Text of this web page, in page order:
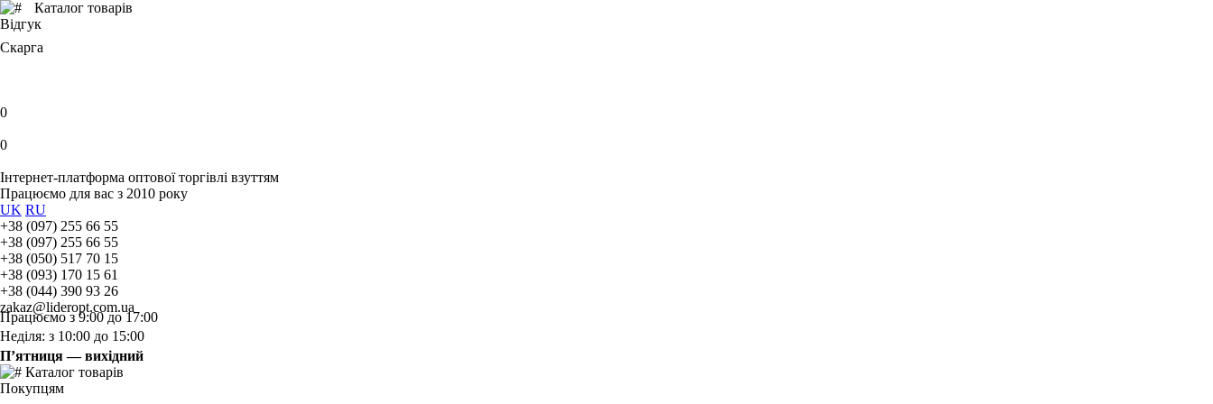
Каталог товарів
Відгук
Скарга
0
0
Інтернет-платформа оптової торгівлі взуттям
Працюємо для вас з 2010 року
UK RU
+38 (097) 255 66 55
+38 (097) 255 66 55
+38 (050) 517 70 15
+38 (093) 170 15 61
+38 (044) 390 93 26
zakaz@lideropt.com.ua
Працюємо з 9:00 до 17:00
Неділя: з 10:00 до 15:00
П’ятниця — вихідний
Каталог товарів
Покупцям